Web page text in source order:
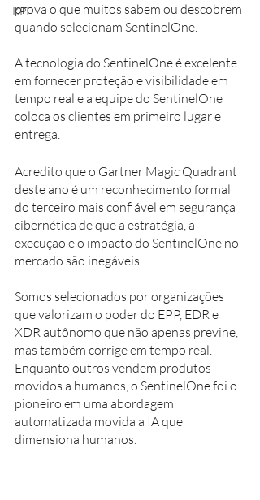
KPI
prova o que muitos sabem ou descobrem
quando selecionam SentinelOne.
A tecnologia do SentinelOne é excelente
em fornecer proteção e visibilidade em
tempo real e a equipe do SentinelOne
coloca os clientes em primeiro lugar e
entrega.
Acredito que o Gartner Magic Quadrant
deste ano é um reconhecimento formal
do terceiro mais confiável em segurança
cibernética de que a estratégia, a
execução e o impacto do SentinelOne no
mercado são inegáveis.
Somos selecionados por organizações
que valorizam o poder do EPP, EDR e
XDR autônomo que não apenas previne,
mas também corrige em tempo real.
Enquanto outros vendem produtos
movidos a humanos, o SentinelOne foi o
pioneiro em uma abordagem
automatizada movida a IA que
dimensiona humanos.